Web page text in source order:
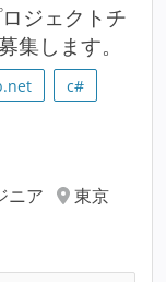
ジェクトチ
集します。
c#
ニア
東京